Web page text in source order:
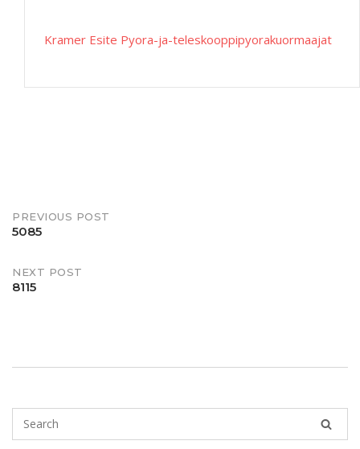
Kramer Esite Pyora-ja-teleskooppipyorakuormaajat
PREVIOUS POST
5085
NEXT POST
8115